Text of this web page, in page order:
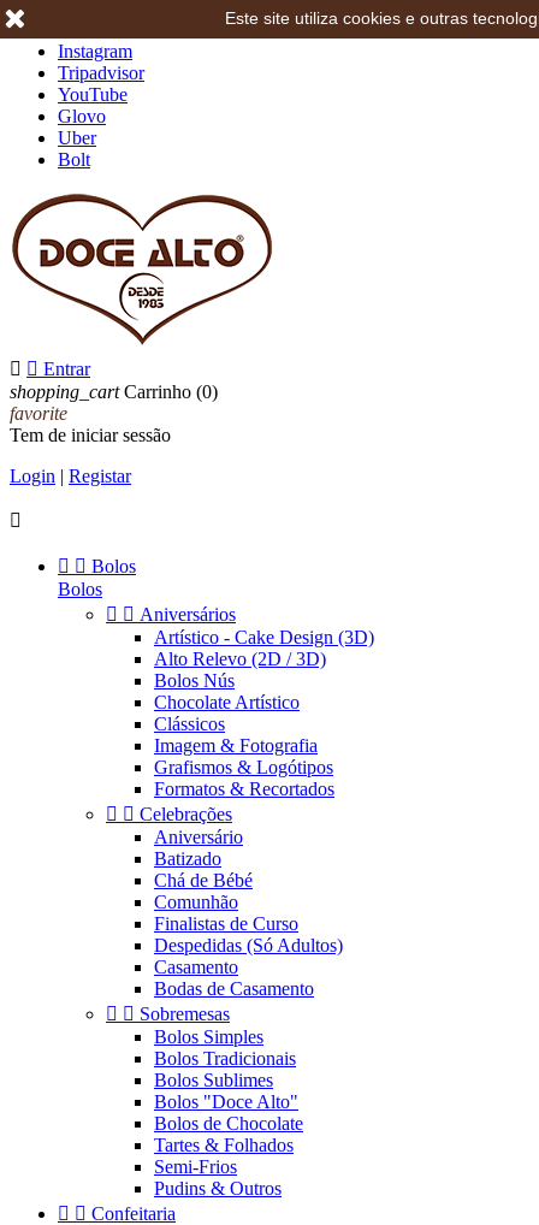
Instagram
Tripadvisor
YouTube
Glovo
Uber
Bolt
  Entrar
shopping_cart Carrinho (0)
favorite
Tem de iniciar sessão
Login | Registar

  Bolos
Bolos
  Aniversários
Artístico - Cake Design (3D)
Alto Relevo (2D / 3D)
Bolos Nús
Chocolate Artístico
Clássicos
Imagem & Fotografia
Grafismos & Logótipos
Formatos & Recortados
  Celebrações
Aniversário
Batizado
Chá de Bébé
Comunhão
Finalistas de Curso
Despedidas (Só Adultos)
Casamento
Bodas de Casamento
  Sobremesas
Bolos Simples
Bolos Tradicionais
Bolos Sublimes
Bolos "Doce Alto"
Bolos de Chocolate
Tartes & Folhados
Semi-Frios
Pudins & Outros
  Confeitaria
Este site utiliza cookies e outras